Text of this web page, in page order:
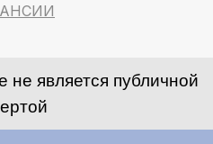
является публичной